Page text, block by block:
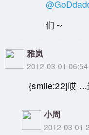
们～
雅岚
2012-03-01
{smile:22}哎
小周
2012-03-01